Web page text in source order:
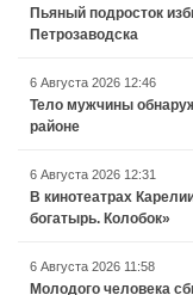
Пьяный подросток
Петрозаводска
6 Августа 2026 12:46
Тело мужчины
районе
6 Августа 2026 12:31
В кинотеатрах
богатырь. Колобок»
6 Августа 2026 11:58
Молодого человека